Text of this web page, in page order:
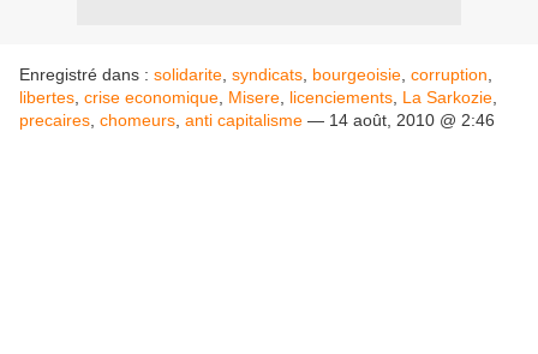
Enregistré dans : solidarite syndicats bourgeoisie corruption
libertes crise economique Misere licenciements La Sarkozie
precaires chomeurs anti capitalisme — 14 août, 2010 @ 2:46